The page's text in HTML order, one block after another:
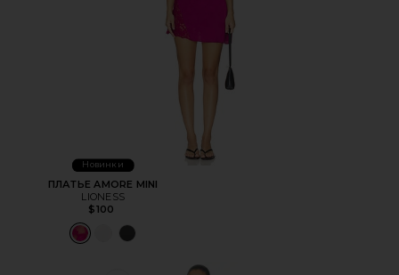
Новинки
ПЛАТЬЕ AMORE MINI
LIONESS
$100